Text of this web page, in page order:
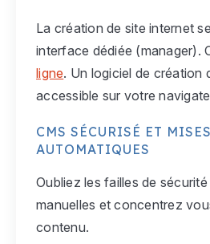
La création de site internet
interface dédiée (manager).
ligne. Un logiciel de création
accessible sur votre
CMS SÉCURISÉ ET
AUTOMATIQUES
Oubliez les failles de
manuelles et concentrez
contenu.